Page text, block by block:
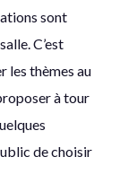
sont
C’est
les thèmes au
à tour
de choisir